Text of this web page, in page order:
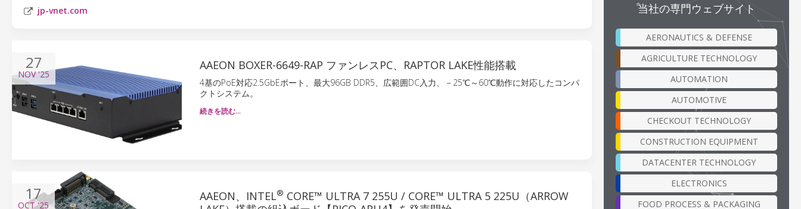
jp-vnet.com
27
NOV'25
AAEON BOXER-6649-RAP ファンレスPC、RAPTOR LAKE性能搭載
4基のPoE対応2.5GbEポート、最大96GB DDR5、広範囲DC入力、－25℃～60℃動作に対応したコンパ
クトシステム。
続きを読む…
17
OCT'25
AAEON、INTEL® CORE™ ULTRA 7 255U / CORE™ ULTRA 5 225U（ARROW
当社の専門ウェブサイト
AERONAUTICS & DEFENSE
AGRICULTURE TECHNOLOGY
AUTOMATION
AUTOMOTIVE
CHECKOUT TECHNOLOGY
CONSTRUCTION EQUIPMENT
DATACENTER TECHNOLOGY
ELECTRONICS
FOOD PROCESS & PACKAGING